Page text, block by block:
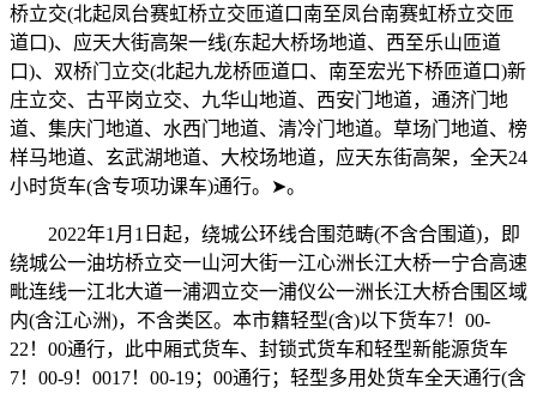
桥立交(北起凤台赛虹桥立交匝道口南至凤台南赛虹桥立交匝
道口)、应天大街高架一线(东起大桥场地道、西至乐山匝道
口)、双桥门立交(北起九龙桥匝道口、南至宏光下桥匝道口)新
庄立交、古平岗立交、九华山地道、西安门地道，通济门地
道、集庆门地道、水西门地道、清冷门地道。草场门地道、榜
样马地道、玄武湖地道、大校场地道，应天东街高架，全天24
小时货车(含专项功课车)通行。➤。
2022年1月1日起，绕城公环线合围范畴(不含合围道)，即
绕城公一油坊桥立交一山河大街一江心洲长江大桥一宁合高速
毗连线一江北大道一浦泗立交一浦仪公一洲长江大桥合围区域
内(含江心洲)，不含类区。本市籍轻型(含)以下货车7！00-
22！00通行，此中厢式货车、封锁式货车和轻型新能源货车
7！00-9！0017！00-19；00通行；轻型多用处货车全天通行(含